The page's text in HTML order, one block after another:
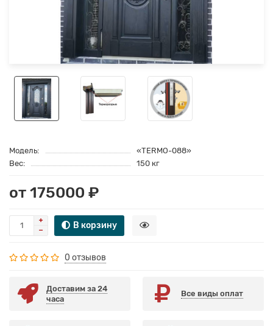
Модель:
«TERMO-088»
Вес:
150 кг
от 175000 ₽
В корзину
0 отзывов
Доставим за 24
часа
Все виды оплат